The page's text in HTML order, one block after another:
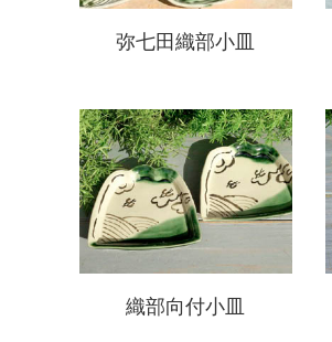
弥七田織部小皿
織部向付小皿